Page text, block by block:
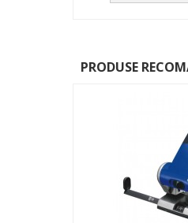
PRODUSE